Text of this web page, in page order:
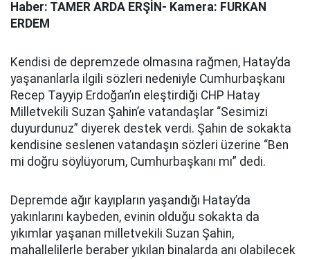
Haber: TAMER ARDA ERŞİN- Kamera: FURKAN
ERDEM
Kendisi de depremzede olmasına rağmen, Hatay’da
yaşananlarla ilgili sözleri nedeniyle Cumhurbaşkanı
Recep Tayyip Erdoğan’ın eleştirdiği CHP Hatay
Milletvekili Suzan Şahin’e vatandaşlar “Sesimizi
duyurdunuz” diyerek destek verdi. Şahin de sokakta
kendisine seslenen vatandaşın sözleri üzerine “Ben
mi doğru söylüyorum, Cumhurbaşkanı mı” dedi.
Depremde ağır kayıpların yaşandığı Hatay’da
yakınlarını kaybeden, evinin olduğu sokakta da
yıkımlar yaşanan milletvekili Suzan Şahin,
mahallelilerle beraber yıkılan binalarda anı olabilecek